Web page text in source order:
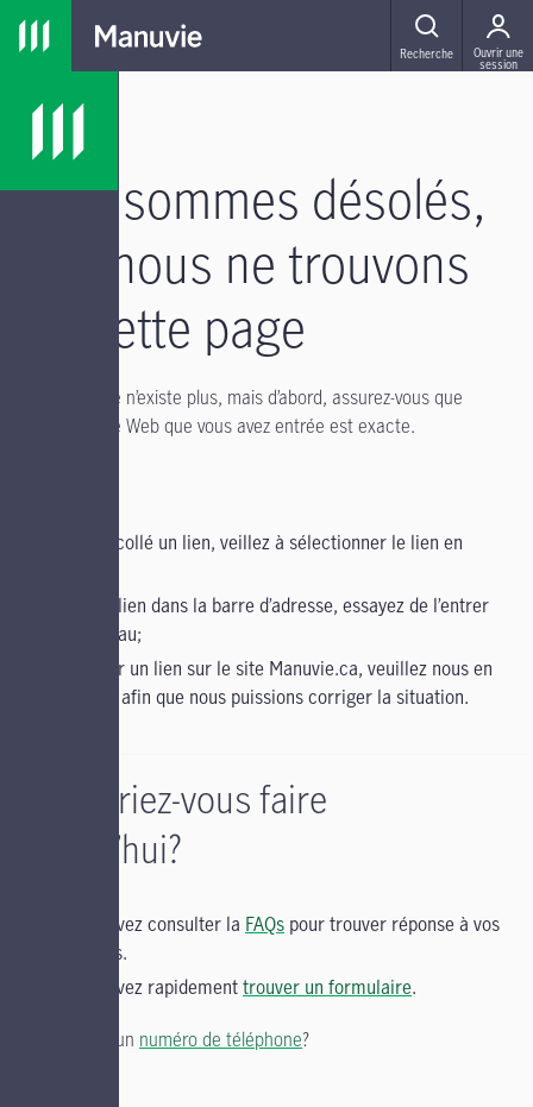
Passer à la navigation principale
Passer au contenu principal
Passer au pied de page
MENU
Recherche Ouvrir une
session
Nous sommes désolés,
mais nous ne trouvons
pas cette page
Il se peut qu’elle n’existe plus, mais d’abord, assurez-vous que
l’adresse du site Web que vous avez entrée est exacte.
copié et collé un lien, veillez à sélectionner le lien en
entré un lien dans la barre d’adresse, essayez de l’entrer
de nouveau;
cliqué sur un lien sur le site Manuvie.ca, veuillez nous en
informer afin que nous puissions corriger la situation.
Qu’aimeriez-vous faire
aujourd’hui?
Vous pouvez consulter la FAQs pour trouver réponse à vos
questions.
Vous pouvez rapidementtrouver un formulaire.
Vous cherchez un numéro de téléphone?